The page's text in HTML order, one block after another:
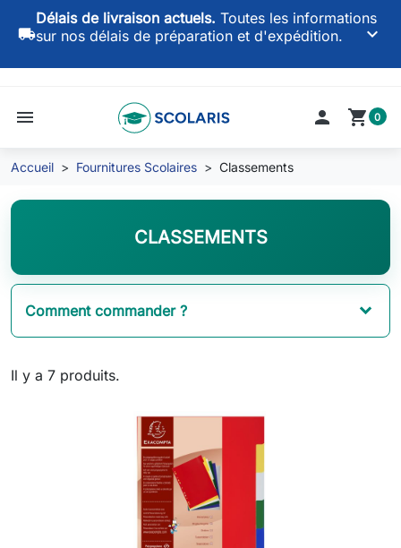
local_shipping
Délais de livraison actuels. Toutes les informations
sur nos délais de préparation et d'expédition.
keyboard_arrow_down
menu  shopping_cart 0
Accueil Fournitures Scolaires Classements
CLASSEMENTS
Comment commander ?
Il y a 7 produits.